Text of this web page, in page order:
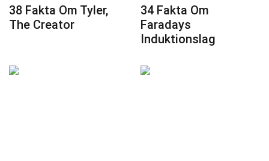
38 Fakta Om Tyler,
The Creator
34 Fakta Om
Faradays
Induktionslag